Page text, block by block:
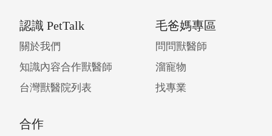
認識 PetTalk
關於我們
知識內容合作獸醫師
台灣獸醫院列表
毛爸媽專區
問問獸醫師
溜寵物
找專業
合作